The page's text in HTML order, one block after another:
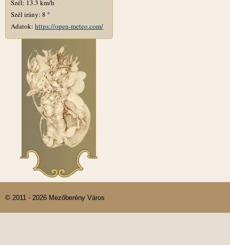
Szél: 13.3 km/h
Szél irány: 8 °
Adatok: https://open-meteo.com/
© 2011 - 2026 Mezőberény Város